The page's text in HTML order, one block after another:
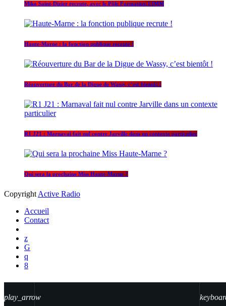
play_arrow
Miko Saint-Dizier recrute, avec le Pôle Formation UIMM
Haute-Marne : la fonction publique recrute !
Réouverture du Bar de la Digue de Wassy, c’est bientôt !
R1 J21 : Marnaval fait nul contre Jarville dans un contexte particulier
Qui sera la prochaine Miss Haute-Marne ?
Copyright Active Radio
Accueil
Contact